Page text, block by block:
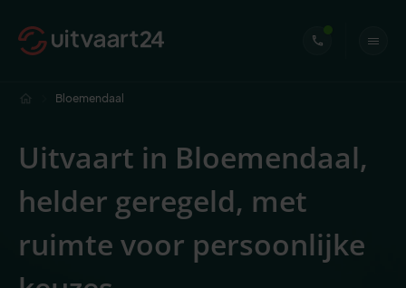
Bloemendaal
Uitvaart in Bloemendaal,
helder geregeld, met
ruimte voor persoonlijke